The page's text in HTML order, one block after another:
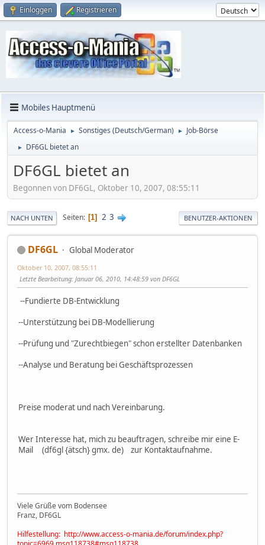
Einloggen Registrieren
Mobiles Hauptmenü
Access-o-Mania ► Sonstiges (Deutsch/German) ► Job-Börse
► DF6GL bietet an
DF6GL bietet an
Begonnen von DF6GL, Oktober 10, 2007, 08:55:11
NACH UNTEN Seiten 1 2 3 BENUTZER-AKTIONEN
DF6GL Global Moderator
Oktober 10, 2007, 08:55:11
Letzte Bearbeitung: Januar 06, 2010, 14:48:59 von DF6GL
--Fundierte DB-Entwicklung
--Unterstützung bei DB-Modellierung
--Prüfung und "Zurechtbiegen" schon erstellter Datenbanken
--Analyse und Beratung bei Geschäftsprozessen
Preise moderat und nach Vereinbarung.
Wer Interesse hat, mich zu beauftragen, schreibe mir eine E-
Mail (df6gl {ätsch} gmx. de) zur Kontaktaufnahme.
Viele Grüße vom Bodensee
Franz, DF6GL
Hilfestellung: http://www.access-o-mania.de/forum/index.php?